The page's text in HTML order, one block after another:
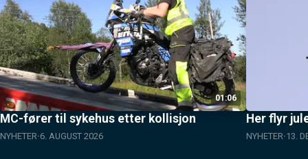
01:06
MC-fører til sykehus etter kollisjon
NYHETER 6. AUGUST 2026
Her flyr
NYHETER 13.